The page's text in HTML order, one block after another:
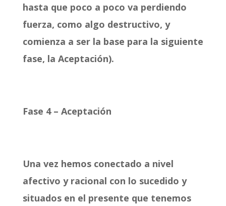
hasta que poco a poco va perdiendo
fuerza, como algo destructivo, y
comienza a ser la base para la siguiente
fase, la Aceptación).
Fase 4 – Aceptación
Una vez hemos conectado a nivel
afectivo y racional con lo sucedido y
situados en el presente que tenemos